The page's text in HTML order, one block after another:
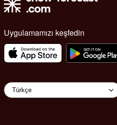
Uygulamamızı keşfedin